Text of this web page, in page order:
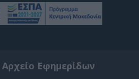
Αρχείο Εφημερίδων